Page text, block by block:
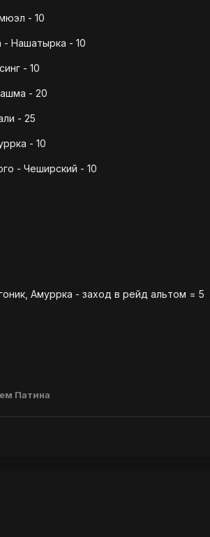
- 10
- Нашатырка - 10
- 10
- 20
- 25
- 10
- Чеширский - 10
Амуррка - заход в рейд альтом = 5
Патина